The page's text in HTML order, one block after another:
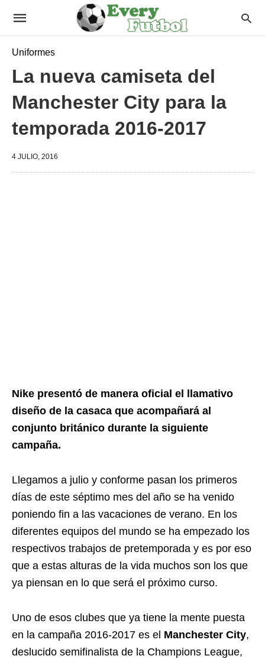
Uniformes
La nueva camiseta del
Manchester City para la
temporada 2016-2017
4 JULIO, 2016
Nike presentó de manera oficial el llamativo
diseño de la casaca que acompañará al
conjunto británico durante la siguiente
campaña.
Llegamos a julio y conforme pasan los primeros
días de este séptimo mes del año se ha venido
poniendo fin a las vacaciones de verano. En los
diferentes equipos del mundo se ha empezado los
respectivos trabajos de pretemporada y es por eso
que a estas alturas de la vida muchos son los que
ya piensan en lo que será el próximo curso.
Uno de esos clubes que ya tiene la mente puesta
en la campaña 2016-2017 es el Manchester City,
deslucido semifinalista de la Champions League,